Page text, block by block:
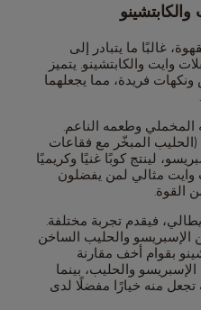
غالبًا ما يتبادر إلى
وايت والكابتشينو. يتميز
فريدة، مما يجعلهما
وطعمه الناعم.
المبخّر مع فقاعات
لينتج كوبًا غنيًا وكريميًا
وايت مثالي لمن يفضلون
القوة.
فيقدم تجربة مختلفة.
الإسبريسو والحليب الساخن
بقوام أخف مقارنة
والحليب، بينما
منه خيارًا مفضلًا لدى